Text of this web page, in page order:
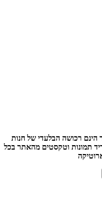
רכושה הבלעדי של חנות
תמונות וטקסטים מהאתר בכל